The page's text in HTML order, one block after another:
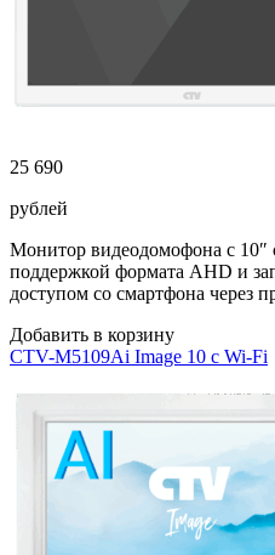
25 690
рублей
Монитор видеодомофона с 10″
поддержкой формата AHD и
доступом со смартфона через
Добавить в корзину
CTV-M5109Ai Image 10 с Wi-Fi